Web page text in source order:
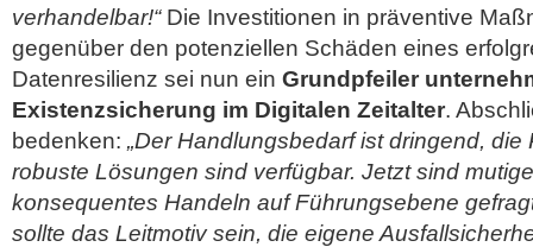
verhandelbar!“Die Investitionen in präventive
gegenüber den potenziellen Schäden eines
Datenresilienz sei nun ein Grundpfeiler
Existenzsicherung im Digitalen Zeitalter.
bedenken: „Der Handlungsbedarf ist dringend,
robuste Lösungen sind verfügbar. Jetzt sind
konsequentes Handeln auf Führungsebene
sollte das Leitmotiv sein, die eigene